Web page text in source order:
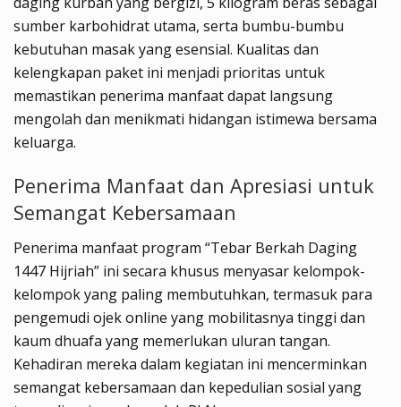
sumber karbohidrat utama, serta bumbu-bumbu
kebutuhan masak yang esensial. Kualitas dan
kelengkapan paket ini menjadi prioritas untuk
memastikan penerima manfaat dapat langsung
mengolah dan menikmati hidangan istimewa bersama
keluarga.
Penerima Manfaat dan Apresiasi untuk
Semangat Kebersamaan
Penerima manfaat program “Tebar Berkah Daging
1447 Hijriah” ini secara khusus menyasar kelompok-
kelompok yang paling membutuhkan, termasuk para
pengemudi ojek online yang mobilitasnya tinggi dan
kaum dhuafa yang memerlukan uluran tangan.
Kehadiran mereka dalam kegiatan ini mencerminkan
semangat kebersamaan dan kepedulian sosial yang